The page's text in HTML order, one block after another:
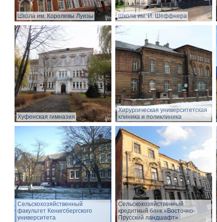
Школа им. Королевы Луизы Школа им. И. Шеффнера
Хуфенская гимназия
Хирургическая университетская
клиника и поликлиника
Сельскохозяйственный
факультет Кенигсбергского
университета
Сельскохозяйственный
кредитный банк «Восточно-
Прусский ландшафт»